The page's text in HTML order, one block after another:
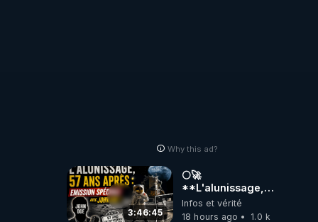
Why this ad?
3:46:45
🌕🚀
**L'alunissage,
57 ans après :
Émission spéciale
Infos et vérité
18 hours ago
1.0 k